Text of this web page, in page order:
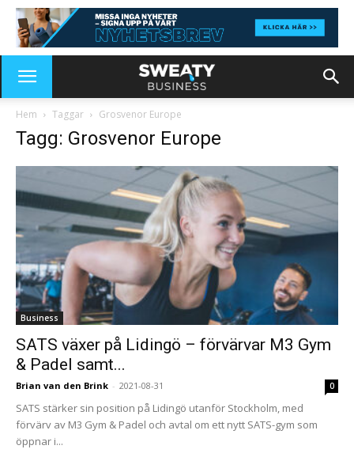
Hem Taggar Grosvenor Europe
Tagg: Grosvenor Europe
Business
SATS växer på Lidingö – förvärvar M3 Gym
& Padel samt...
Brian van den Brink - 2021-08-31 0
SATS stärker sin position på Lidingö utanför Stockholm, med
förvärv av M3 Gym & Padel och avtal om ett nytt SATS-gym som
öppnar i...